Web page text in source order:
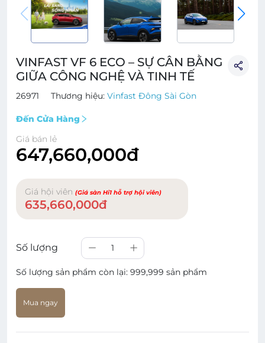
VINFAST VF 6 ECO – SỰ CÂN BẰNG
GIỮA CÔNG NGHỆ VÀ TINH TẾ
26971 Thương hiệu: Vinfast Đông Sài Gòn
Đến Cửa Hàng
Giá bán lẻ
647,660,000đ
Giá hội viên (Giá sàn Hi1 hỗ trợ hội viên)
635,660,000đ
Số lượng 1
Số lượng sản phẩm còn lại: 999,999 sản phẩm
Mua ngay